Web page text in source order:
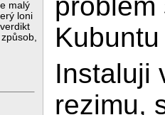
malý
loni
Instaluji
rezimu,